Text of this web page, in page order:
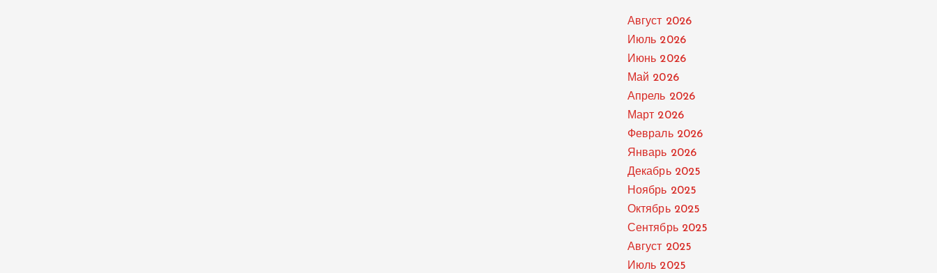
Август 2026
Июль 2026
Июнь 2026
Май 2026
Апрель 2026
Март 2026
Февраль 2026
Январь 2026
Декабрь 2025
Ноябрь 2025
Октябрь 2025
Сентябрь 2025
Август 2025
Июль 2025